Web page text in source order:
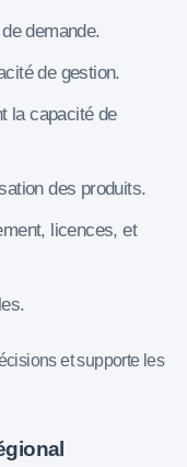
demande.
de gestion.
la capacité de
des produits.
licences, et
et supporte les